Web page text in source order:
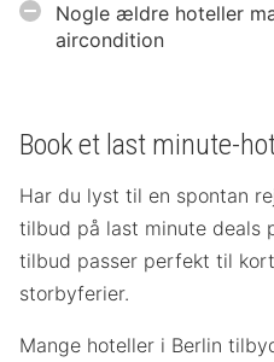
Nogle ældre hoteller
aircondition
Book et last minute-
Har du lyst til en spontan
tilbud på last minute deals
tilbud passer perfekt til
storbyferier.
Mange hoteller i Berlin